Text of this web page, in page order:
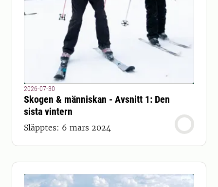
2026-07-30
Skogen & människan - Avsnitt 1: Den
sista vintern
Släpptes: 6 mars 2024